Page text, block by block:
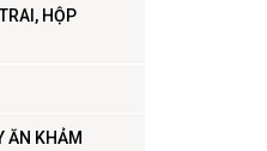
HỘP
ĂN KHẢM